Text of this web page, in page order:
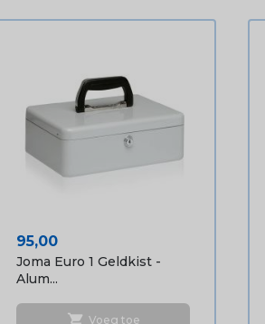
Prijs
95,00
Joma Euro 1 Geldkist -
Alum...
shopping_cart Voeg toe